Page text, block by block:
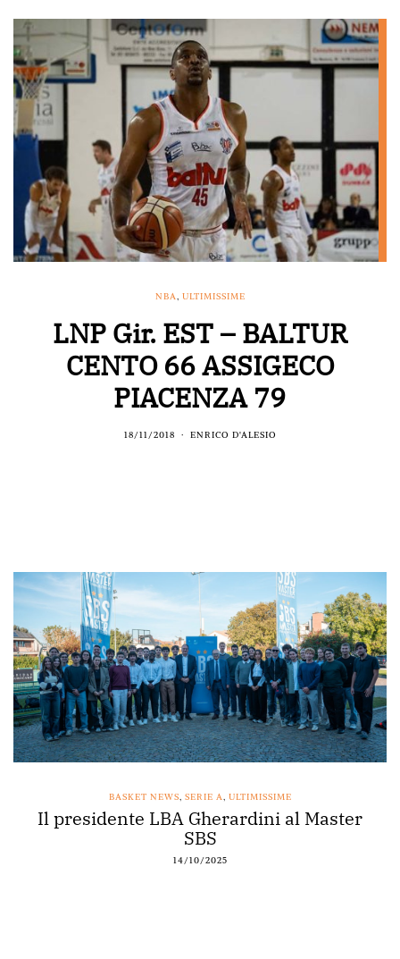
NBA, ULTIMISSIME
LNP Gir. EST – BALTUR
CENTO 66 ASSIGECO
PIACENZA 79
18/11/2018 ENRICO D'ALESIO
BASKET NEWS, SERIE A, ULTIMISSIME
Il presidente LBA Gherardini al Master
SBS
14/10/2025